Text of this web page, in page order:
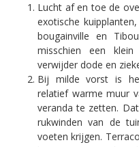
Lucht af en toe de
exotische
bougainville en
misschien een
verwijder dode en
Bij milde vorst is
relatief warme muur
veranda te zetten.
rukwinden van de
voeten krijgen.